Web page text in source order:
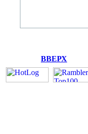
ВВЕРХ